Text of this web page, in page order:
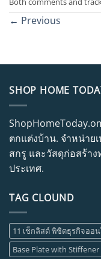
← Previous
SHOP HOME
ตกแต่งบ้าน. จำหน่าย
สกรู และวัสดุก่อสร้า
ประเทศ.
TAG CLOUND
11 เช็กลิสต์ พิชิตธุรกิจออ
Base Plate with Stiffener